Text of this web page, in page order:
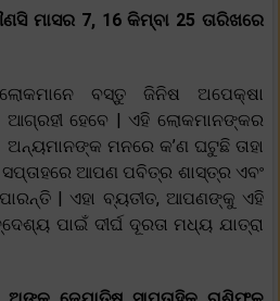
ମାସର 7, 16 କିମ୍ବା 25 ତାରିଖରେ
ବସ୍ତୁ ଜିନିଷ ଅପେକ୍ଷା
ହେବେ | ଏହି ଲୋକମାନଙ୍କର
ମନରେ କ’ଣ ଘଟୁଛି ତାହା
ଆପଣ ପବିତ୍ର ଶାସ୍ତ୍ର ଏବଂ
| ଏହା ବ୍ୟତୀତ, ଆପଣଙ୍କୁ ଏହି
ପାଇଁ ଦୀର୍ଘ ଦୂରତା ମଧ୍ୟ ଯାତ୍ରା